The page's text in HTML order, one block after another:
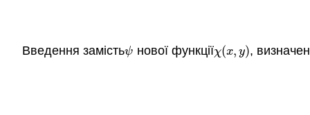
Введення замістьψ
ψ нової функціїχ(x, y)
χ(x,y) ,